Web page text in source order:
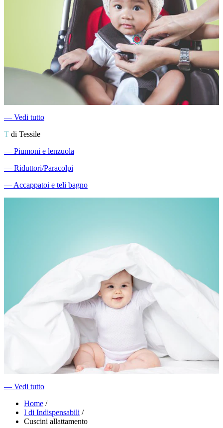
― Vedi tutto
T di Tessile
― Piumoni e lenzuola
― Riduttori/Paracolpi
―Accappatoi e teli bagno
― Vedi tutto
Home /
I di Indispensabili /
Cuscini allattamento